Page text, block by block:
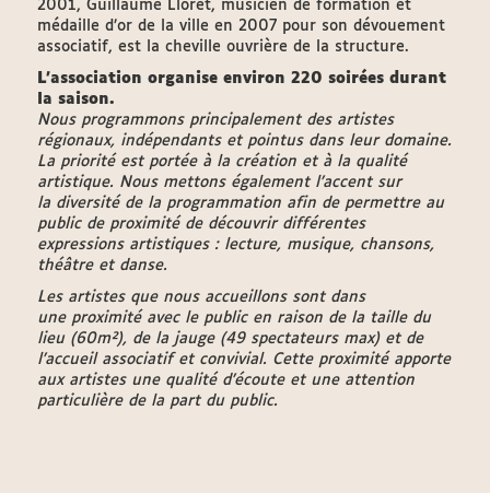
2001, Guillaume Lloret, musicien de formation et
médaille d’or de la ville en 2007 pour son dévouement
associatif, est la cheville ouvrière de la structure.
L’association organise environ 220 soirées durant
la saison.
Nous programmons principalement des artistes
régionaux, indépendants et pointus dans leur domaine.
La priorité est portée à la création et à la qualité
artistique. Nous mettons également l’accent sur
la diversité de la programmation afin de permettre au
public de proximité de découvrir différentes
expressions artistiques : lecture, musique, chansons,
théâtre et danse.
Les artistes que nous accueillons sont dans
une proximité avec le public en raison de la taille du
lieu (60m²), de la jauge (49 spectateurs max) et de
l’accueil associatif et convivial. Cette proximité apporte
aux artistes une qualité d’écoute et une attention
particulière de la part du public.